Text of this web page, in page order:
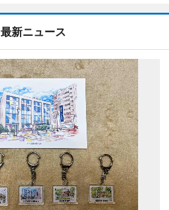
最新ニュース